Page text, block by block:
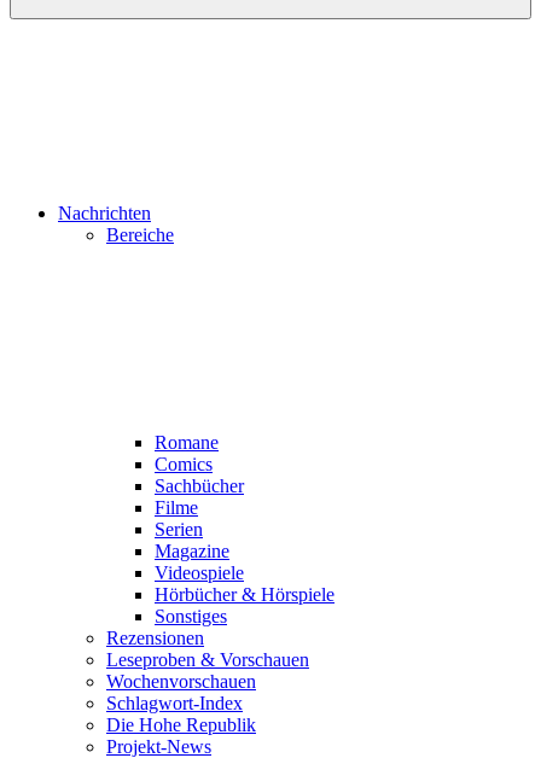
Nachrichten
Bereiche
Romane
Comics
Sachbücher
Filme
Serien
Magazine
Videospiele
Hörbücher & Hörspiele
Sonstiges
Rezensionen
Leseproben & Vorschauen
Wochenvorschauen
Schlagwort-Index
Die Hohe Republik
Projekt-News